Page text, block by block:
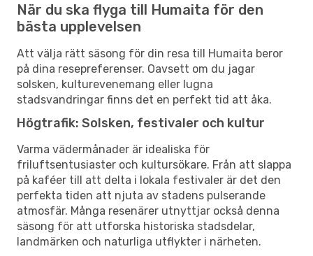
När du ska flyga till Humaita för den
bästa upplevelsen
Att välja rätt säsong för din resa till Humaita beror
på dina resepreferenser. Oavsett om du jagar
solsken, kulturevenemang eller lugna
stadsvandringar finns det en perfekt tid att åka.
Högtrafik: Solsken, festivaler och kultur
Varma vädermånader är idealiska för
friluftsentusiaster och kultursökare. Från att slappa
på kaféer till att delta i lokala festivaler är det den
perfekta tiden att njuta av stadens pulserande
atmosfär. Många resenärer utnyttjar också denna
säsong för att utforska historiska stadsdelar,
landmärken och naturliga utflykter i närheten.